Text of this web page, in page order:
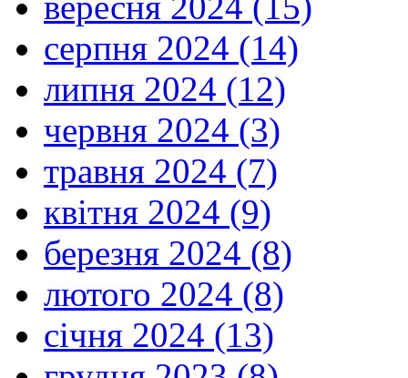
серпня 2024 (14)
липня 2024 (12)
червня 2024 (3)
травня 2024 (7)
квітня 2024 (9)
березня 2024 (8)
лютого 2024 (8)
січня 2024 (13)